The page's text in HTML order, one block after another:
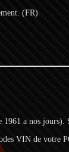
(FR)
a nos jours).
VIN de votre